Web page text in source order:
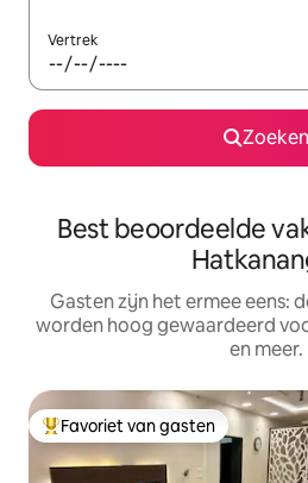
Vertrek
Zoeken
Best beoordeelde
Gasten zijn het ermee eens:
worden hoog gewaardeerd
en meer.
Topfavoriet van gasten
Favoriet van gasten